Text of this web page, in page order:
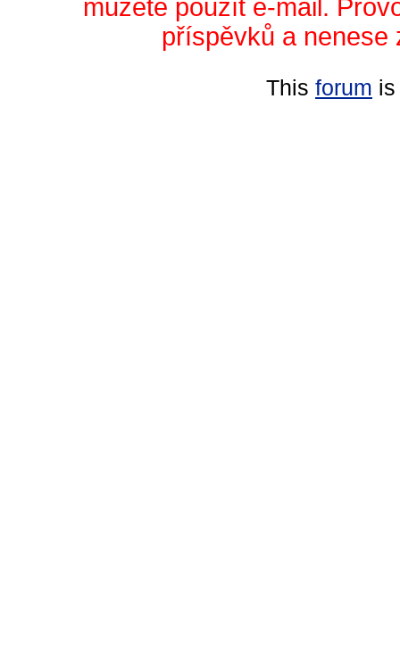
můžete použít e-mail.
příspěvků a nenese
This forum